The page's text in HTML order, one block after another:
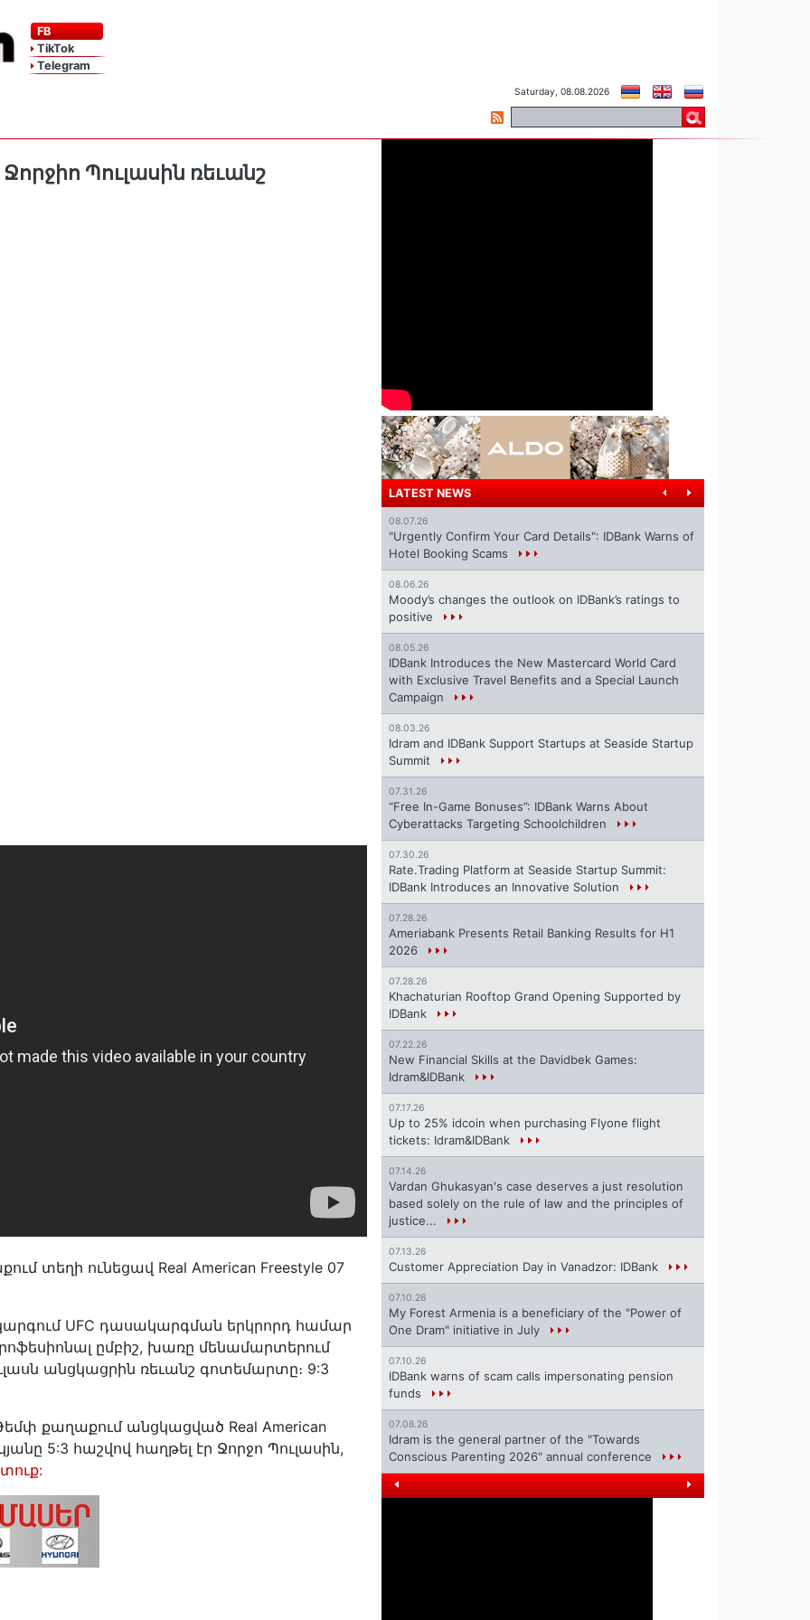
FB
TikTok
Telegram
Saturday, 08.08.2026
Պուլասին ռեւանշ
տեղի ունեցավ Real American Freestyle 07
UFC դասակարգման երկրորդ համար
ըմբիշ, խառը մենամարտերում
անցկացրին ռեւանշ գոտեմարտը։ 9:3
քաղաքում անցկացված Real American
5:3 հաշվով հաղթել էր Ջորջո Պուլասին,
LATEST NEWS
08.07.26
"Urgently Confirm Your Card Details": IDBank Warns of
Hotel Booking Scams
08.06.26
Moody’s changes the outlook on IDBank’s ratings to
positive
08.05.26
IDBank Introduces the New Mastercard World Card
with Exclusive Travel Benefits and a Special Launch
Campaign
08.03.26
Idram and IDBank Support Startups at Seaside Startup
Summit
07.31.26
“Free In-Game Bonuses”: IDBank Warns About
Cyberattacks Targeting Schoolchildren
07.30.26
Rate.Trading Platform at Seaside Startup Summit:
IDBank Introduces an Innovative Solution
07.28.26
Ameriabank Presents Retail Banking Results for H1
2026
07.28.26
Khachaturian Rooftop Grand Opening Supported by
IDBank
07.22.26
New Financial Skills at the Davidbek Games:
Idram&IDBank
07.17.26
Up to 25% idcoin when purchasing Flyone flight
tickets: Idram&IDBank
07.14.26
Vardan Ghukasyan's case deserves a just resolution
based solely on the rule of law and the principles of
justice...
07.13.26
Customer Appreciation Day in Vanadzor: IDBank
07.10.26
My Forest Armenia is a beneficiary of the "Power of
One Dram" initiative in July
07.10.26
IDBank warns of scam calls impersonating pension
funds
07.08.26
Idram is the general partner of the "Towards
Conscious Parenting 2026" annual conference